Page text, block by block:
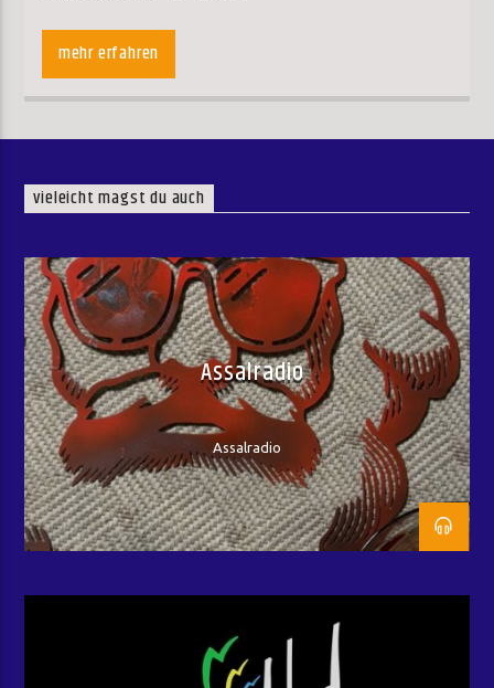
mehr erfahren
vieleicht magst du auch
Assalradio
Assalradio